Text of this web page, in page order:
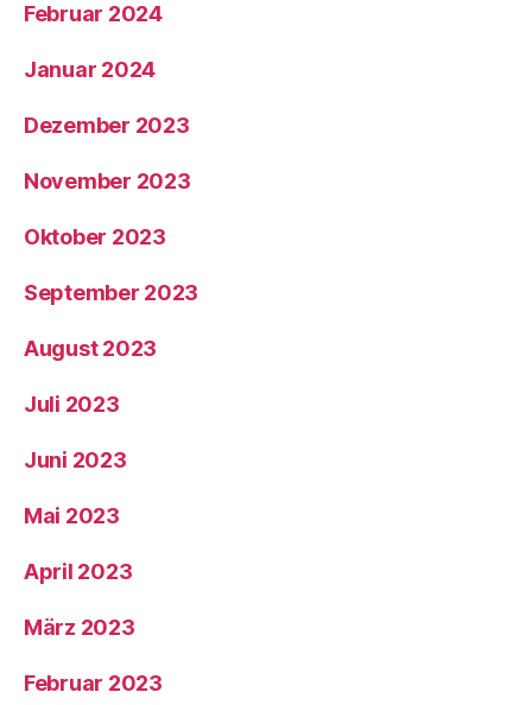
Februar 2024
Januar 2024
Dezember 2023
November 2023
Oktober 2023
September 2023
August 2023
Juli 2023
Juni 2023
Mai 2023
April 2023
März 2023
Februar 2023